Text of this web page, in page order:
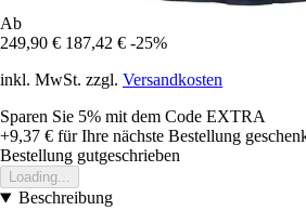
Ab
249,90 € 187,42 € -25%
inkl. MwSt. zzgl. Versandkosten
Sparen Sie 5% mit dem Code EXTRA
+9,37 € für Ihre nächste Bestellung
Bestellung gutgeschrieben
Loading...
Beschreibung